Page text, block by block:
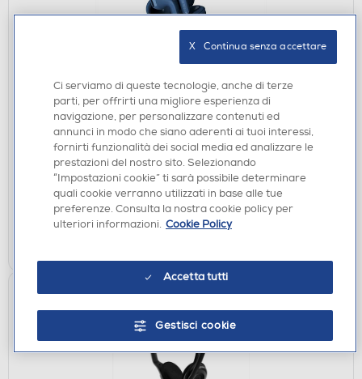
AURICOLARI
FRESH'N REBEL - Auricolare bluetooth TWINS
CORE-BLU
€ 29,90
Acquisto online:disponibile
Ritiro in negozio in 30' gratuito:verifica
Ci serviamo di queste tecnologie, anche di terze
parti, per offrirti una migliore esperienza di
navigazione, per personalizzare contenuti ed
annunci in modo che siano aderenti ai tuoi interessi,
fornirti funzionalità dei social media ed analizzare le
prestazioni del nostro sito. Selezionando
“Impostazioni cookie” ti sarà possibile determinare
quali cookie verranno utilizzati in base alle tue
preferenze. Consulta la nostra cookie policy per
ulteriori informazioni. Cookie Policy
Accetta tutti
Gestisci cookie
X   Continua senza accettare